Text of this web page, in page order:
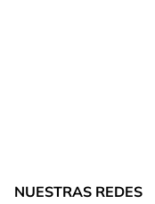
NUESTRAS REDES